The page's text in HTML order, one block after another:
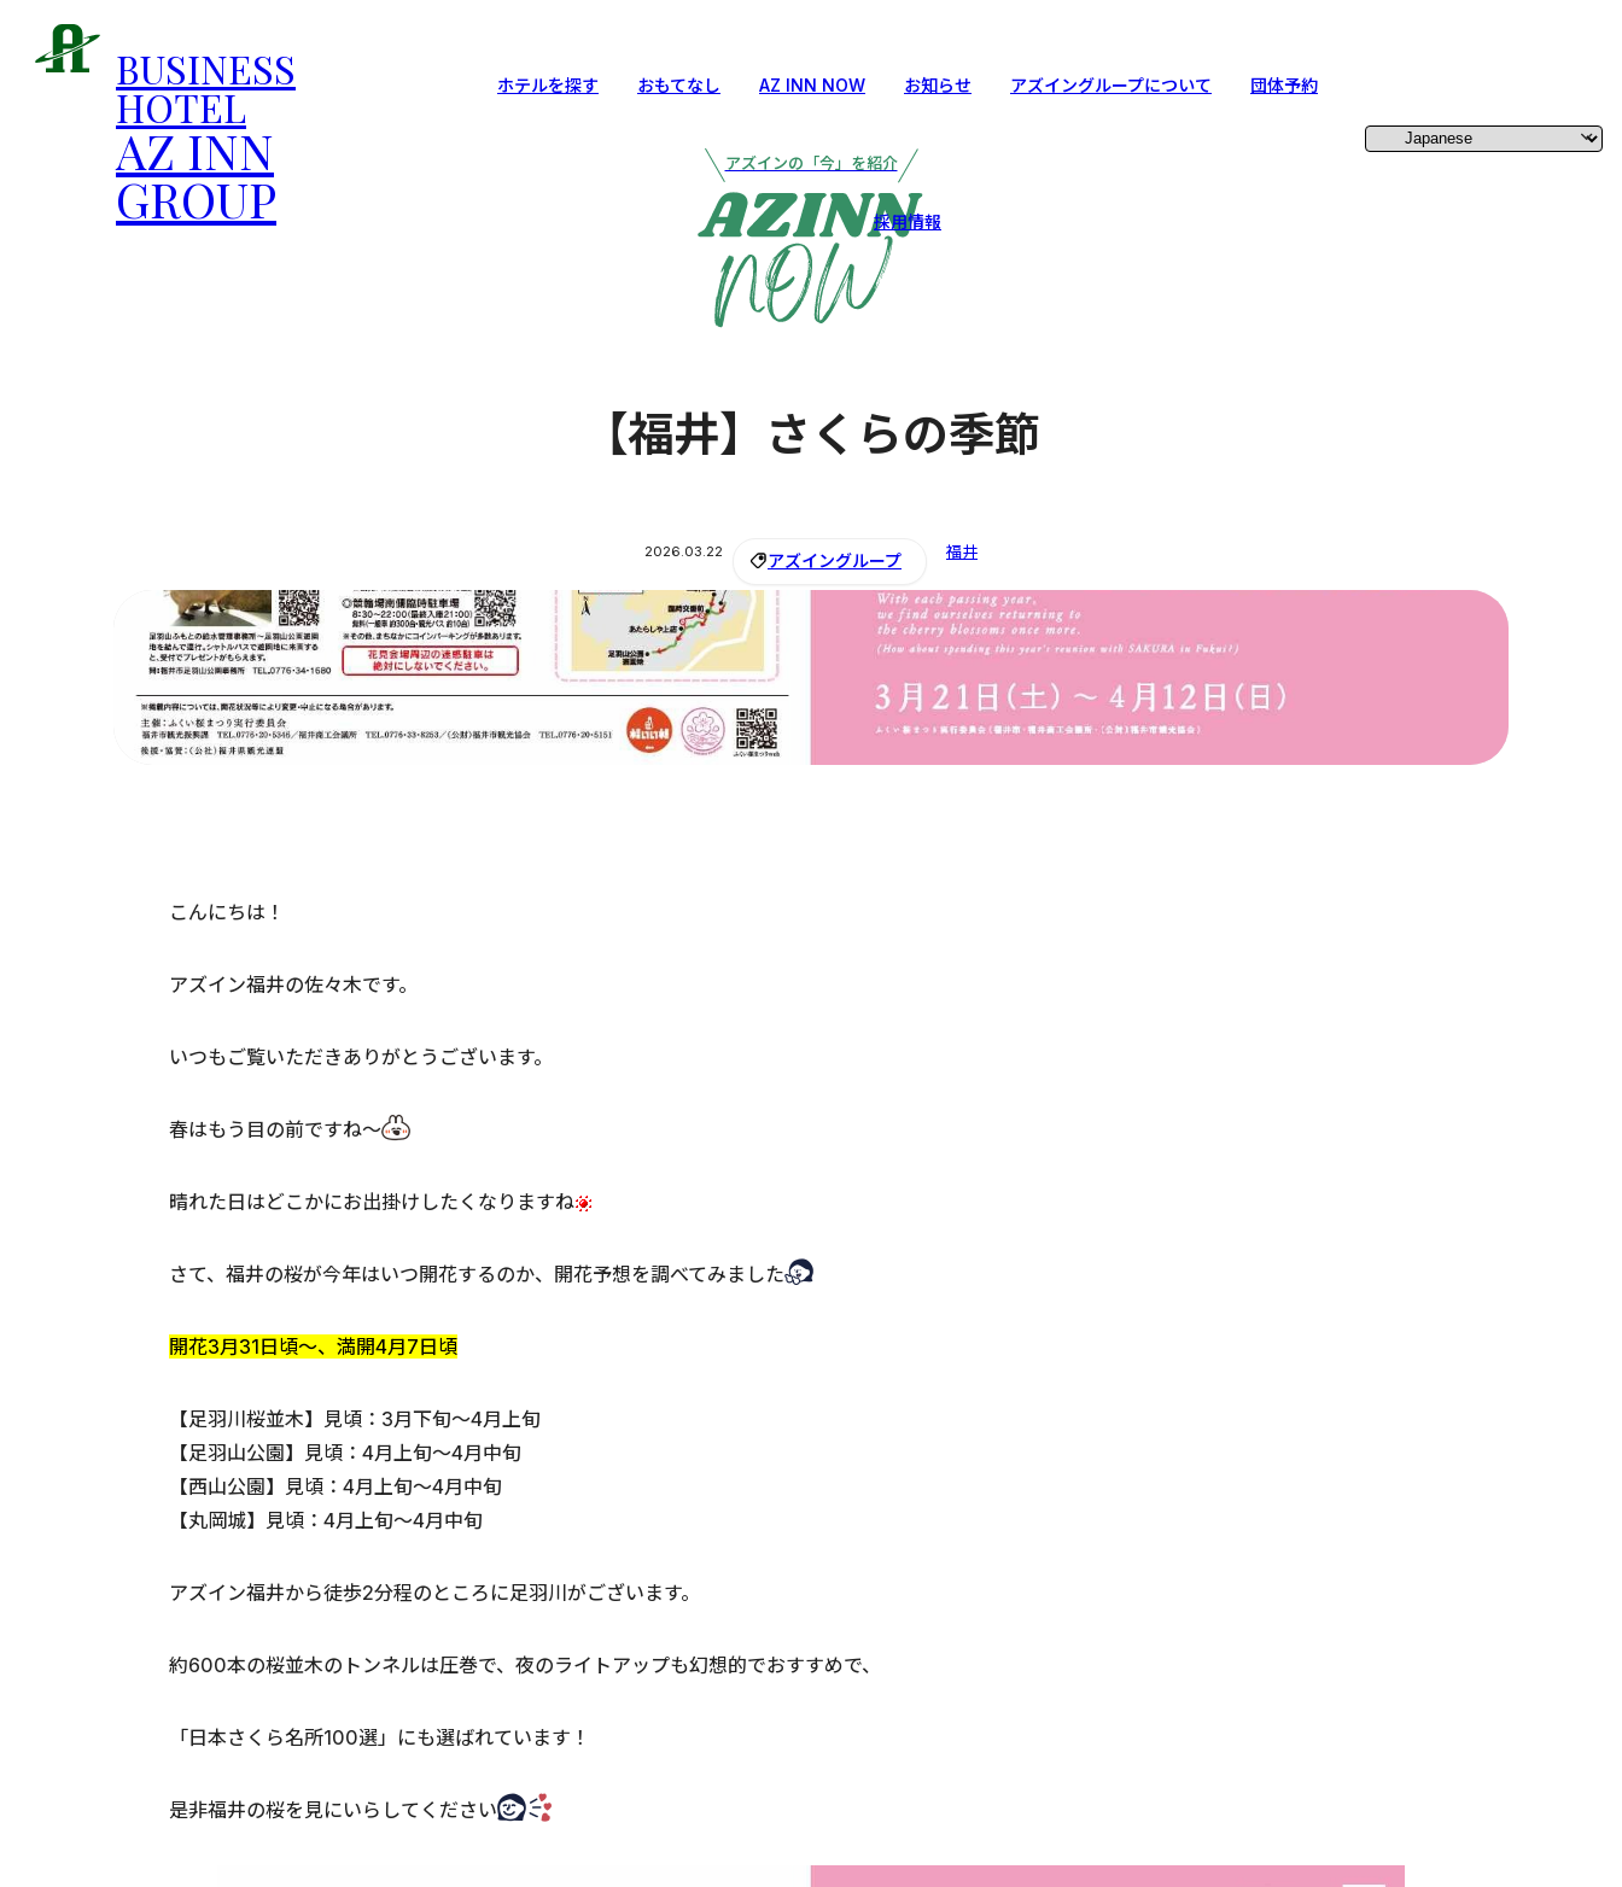
BUSINESS
HOTEL
AZ INN
GROUP
ホテルを探す おもてなし AZ INN NOW お知らせ アズイングループについて 団体予約
採用情報
アズインの「今」を紹介
【福井】さくらの季節
2026.03.22 アズイングループ 福井
こんにちは！
アズイン福井の佐々木です。
いつもご覧いただきありがとうございます。
春はもう目の前ですね～
晴れた日はどこかにお出掛けしたくなりますね
さて、福井の桜が今年はいつ開花するのか、開花予想を調べてみました
開花3月31日頃～、満開4月7日頃
【足羽川桜並木】見頃：3月下旬～4月上旬
【足羽山公園】見頃：4月上旬～4月中旬
【西山公園】見頃：4月上旬～4月中旬
【丸岡城】見頃：4月上旬～4月中旬
アズイン福井から徒歩2分程のところに足羽川がございます。
約600本の桜並木のトンネルは圧巻で、夜のライトアップも幻想的でおすすめで、
「日本さくら名所100選」にも選ばれています！
是非福井の桜を見にいらしてください